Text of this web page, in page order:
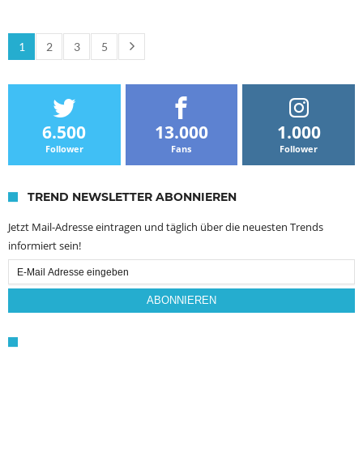
1 2 3 5
6.500
Follower
13.000
Fans
1.000
Follower
TREND NEWSLETTER ABONNIEREN
Jetzt Mail-Adresse eintragen und täglich über die neuesten Trends
informiert sein!
Email
Subscription
ABONNIEREN